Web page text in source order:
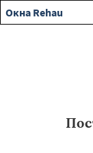
Окна Rehau